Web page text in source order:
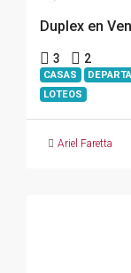
Duplex en
3 2
CASAS
LOTEOS
Ariel Faretta